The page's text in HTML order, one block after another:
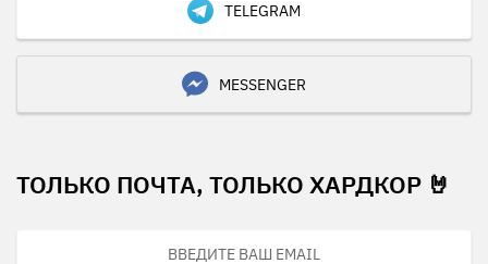
TELEGRAM
MESSENGER
ТОЛЬКО ПОЧТА, ТОЛЬКО ХАРДКОР 🤘